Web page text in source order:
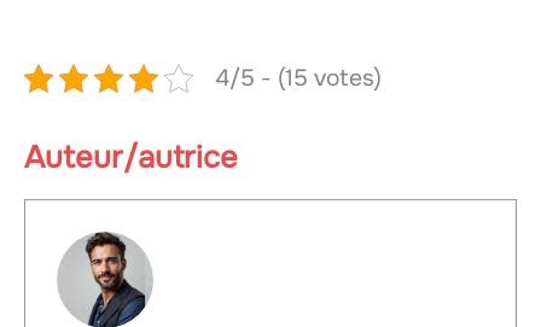
4/5 - (15 votes)
Auteur/autrice